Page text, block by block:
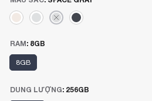
RAM: 8GB
8GB
DUNG LƯỢNG: 256GB